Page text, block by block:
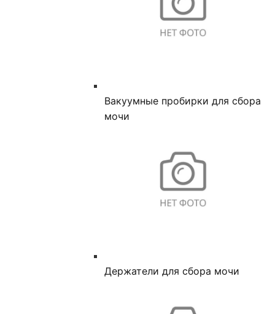
Вакуумные пробирки для сбора
мочи
Держатели для сбора мочи